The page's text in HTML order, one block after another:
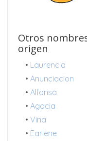
Otros
origen
• Laurencia
• Anunciacion
• Alfonsa
• Agacia
• Vina
• Earlene